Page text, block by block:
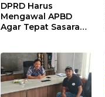
DPRD Harus
Mengawal APBD
Agar Tepat Sasaran
Kelompok Tertentu